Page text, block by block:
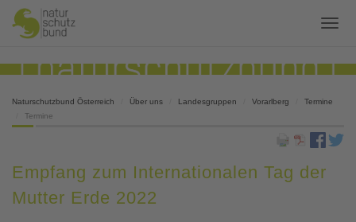
Naturschutzbund Österreich Über uns Landesgruppen Vorarlberg
Termine
Termine
Empfang zum Internationalen Tag der
Mutter Erde 2022